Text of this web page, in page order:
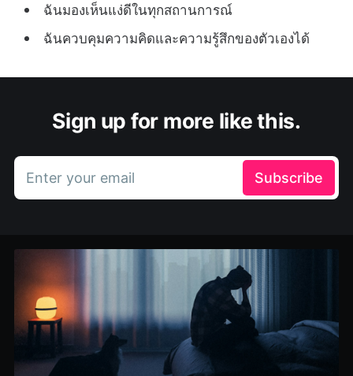
ฉันมองเห็นแง่ดีในทุกสถานการณ์
ฉันควบคุมความคิดและความรู้สึกของตัวเองได้
Sign up for more like this.
Enter your email Subscribe